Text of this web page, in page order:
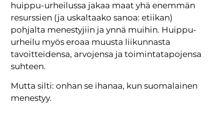
huippu-urheilussa jakaa maat yhä enemmän
resurssien (ja uskaltaako sanoa: etiikan)
pohjalta menestyjiin ja ynnä muihin. Huippu-
urheilu myös eroaa muusta liikunnasta
tavoitteidensa, arvojensa ja toimintatapojensa
suhteen.
Mutta silti: onhan se ihanaa, kun suomalainen
menestyy.